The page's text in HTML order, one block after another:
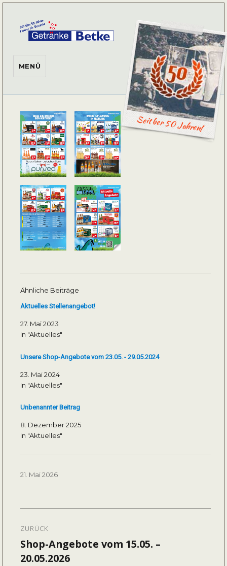
Seit ber 50 Jahren!
MENÜ
Ähnliche Beiträge
Aktuelles Stellenangebot!
27. Mai 2023
In "Aktuelles"
Unsere Shop-Angebote vom 23.05. - 29.05.2024
23. Mai 2024
In "Aktuelles"
Unbenannter Beitrag
8. Dezember 2025
In "Aktuelles"
Veröffentlicht
21. Mai 2026
ZURÜCK
Vorheriger
Beitrag:
Shop-Angebote vom 15.05. –
20.05.2026